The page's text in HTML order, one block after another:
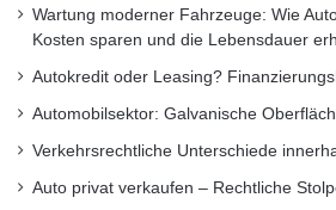
Wartung moderner Fahrzeuge: Wie
Kosten sparen und die Lebensdauer
Autokredit oder Leasing?
Automobilsektor: Galvanische
Verkehrsrechtliche Unterschiede
Auto privat verkaufen – Rechtliche